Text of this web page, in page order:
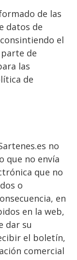
de las
datos de
el
de
las
de
no
que no envía
que no
o
en
en la web,
dar su
el boletín,
comercial